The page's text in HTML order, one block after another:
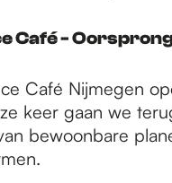
Café -
Café Nijmegen
keer gaan we
bewoonbare